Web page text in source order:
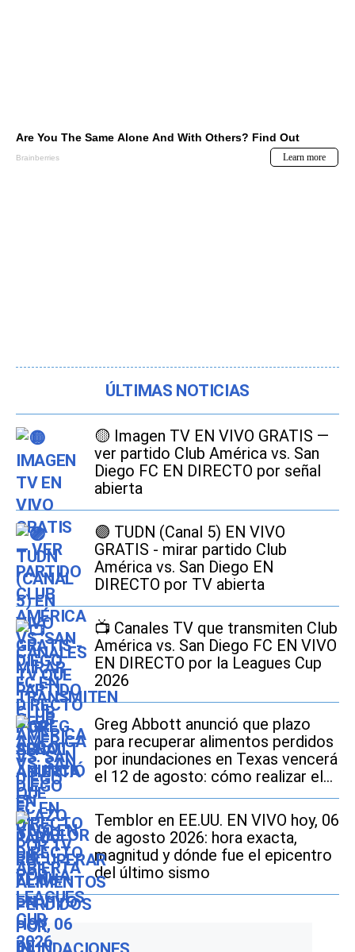
ÚLTIMAS NOTICIAS
🟡 Imagen TV EN VIVO GRATIS —
ver partido Club América vs. San
Diego FC EN DIRECTO por señal
abierta
🟣 TUDN (Canal 5) EN VIVO
GRATIS - mirar partido Club
América vs. San Diego EN
DIRECTO por TV abierta
📺 Canales TV que transmiten Club
América vs. San Diego FC EN VIVO
EN DIRECTO por la Leagues Cup
2026
Greg Abbott anunció que plazo
para recuperar alimentos perdidos
por inundaciones en Texas vencerá
el 12 de agosto: cómo realizar el
trámite si soy beneficiario de
SNAP
Temblor en EE.UU. EN VIVO hoy, 06
de agosto 2026: hora exacta,
magnitud y dónde fue el epicentro
del último sismo